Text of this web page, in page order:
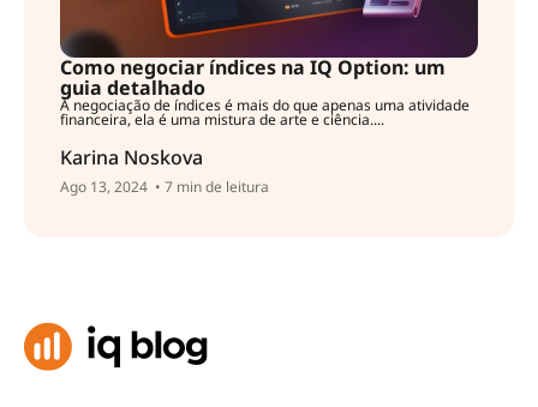
Como negociar índices na IQ Option: um
guia detalhado
A negociação de índices é mais do que apenas uma atividade
financeira, ela é uma mistura de arte e ciência....
Karina Noskova
Ago 13, 2024 • 7 min de leitura